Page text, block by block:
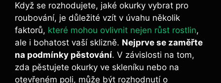
Když se ​rozhodujete, jaké okurky vybrat pro
roubování, je důležité vzít v úvahu několik
faktorů, které mohou ovlivnit nejen růst rostlin,
ale i bohatost vaší sklizně. Nejprve ⁢se zaměřte
⁢na ⁣podmínky ‍pěstování. V závislosti na tom,
zda pěstujete ⁤okurky ⁣ve skleníku nebo na
otevřeném ​poli, může být rozhodnutí o